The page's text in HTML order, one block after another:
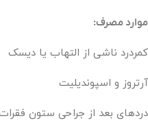
موارد مصرف:
کمردرد ناشی از التهاب یا دیسک
آرتروز و اسپوندیلیت
دردهای بعد از جراحی ستون